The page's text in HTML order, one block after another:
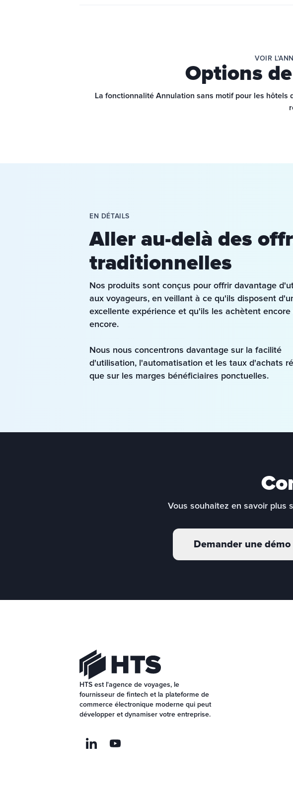
VOIR
Options
La fonctionnalité Annulation sans motif pour les
EN DÉTAILS
Aller au-delà des
traditionnelles
Nos produits sont conçus pour offrir davantage
aux voyageurs, en veillant à ce qu'ils disposent
excellente expérience et qu'ils les achètent encore
encore.
Nous nous concentrons davantage sur la facilité
d'utilisation, l'automatisation et les taux d'achats
que sur les marges bénéficiaires ponctuelles.
Vous souhaitez en savoir plus
Demander une démo
HTS est l'agence de voyages, le
fournisseur de fintech et la plateforme de
commerce électronique moderne qui peut
développer et dynamiser votre entreprise.